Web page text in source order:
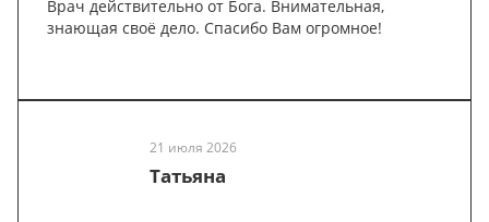
Врач действительно от Бога. Внимательная,
знающая своё дело. Спасибо Вам огромное!
21 июля 2026
Татьяна